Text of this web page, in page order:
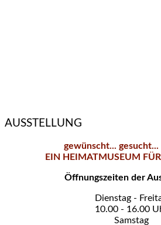
AUSSTELLUNG
gewünscht... gesucht...
EIN HEIMATMUSEUM
Öffnungszeiten der
Dienstag -
10.00 - 16.00
Samstag